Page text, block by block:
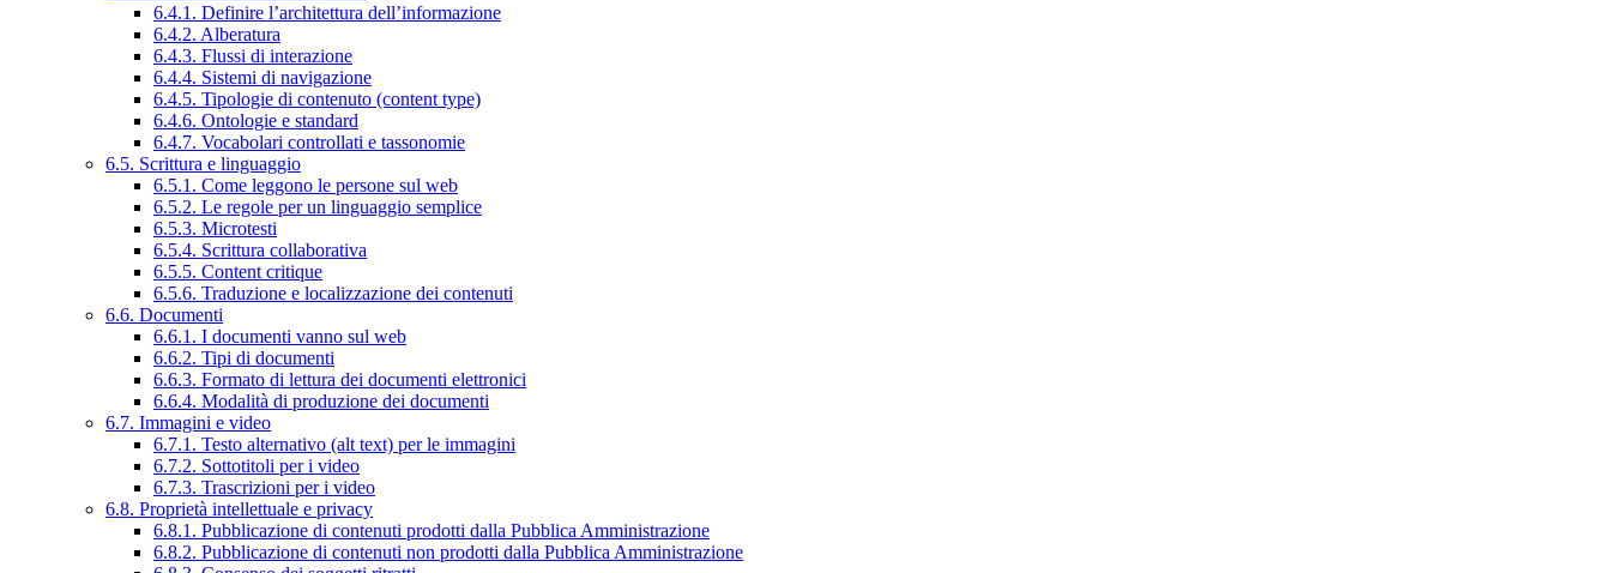
6.4.1. Definire l’architettura dell’informazione
6.4.2. Alberatura
6.4.3. Flussi di interazione
6.4.4. Sistemi di navigazione
6.4.5. Tipologie di contenuto (content type)
6.4.6. Ontologie e standard
6.4.7. Vocabolari controllati e tassonomie
6.5. Scrittura e linguaggio
6.5.1. Come leggono le persone sul web
6.5.2. Le regole per un linguaggio semplice
6.5.3. Microtesti
6.5.4. Scrittura collaborativa
6.5.5. Content critique
6.5.6. Traduzione e localizzazione dei contenuti
6.6. Documenti
6.6.1. I documenti vanno sul web
6.6.2. Tipi di documenti
6.6.3. Formato di lettura dei documenti elettronici
6.6.4. Modalità di produzione dei documenti
6.7. Immagini e video
6.7.1. Testo alternativo (alt text) per le immagini
6.7.2. Sottotitoli per i video
6.7.3. Trascrizioni per i video
6.8. Proprietà intellettuale e privacy
6.8.1. Pubblicazione di contenuti prodotti dalla Pubblica Amministrazione
6.8.2. Pubblicazione di contenuti non prodotti dalla Pubblica Amministrazione